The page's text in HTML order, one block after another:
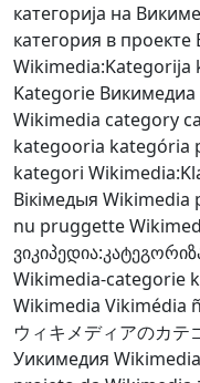
категорија на
категория в
Wikimedia:Kategorija
Kategorie
Wikimedia category
kategooria kategória
kategori
Вікімедыя Wikimedia
nu pruggette
Wikimedia-categorie
Wikimedia Vikimédia
ウィキメディアのカテ
Уикимедия